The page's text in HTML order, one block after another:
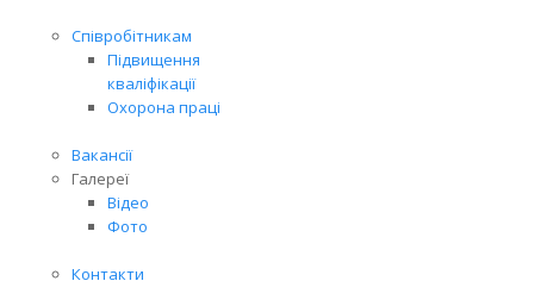
Співробітникам
Підвищення
кваліфікації
Охорона праці
Вакансії
Галереї
Відео
Фото
Контакти